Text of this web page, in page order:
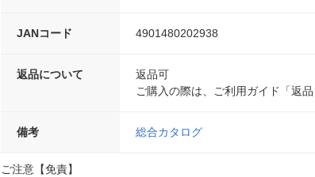
JANコード 4901480202938
返品について
返品可
ご購入の際は、ご利用ガイド「返
備考 総合カタログ
ご注意【免責】